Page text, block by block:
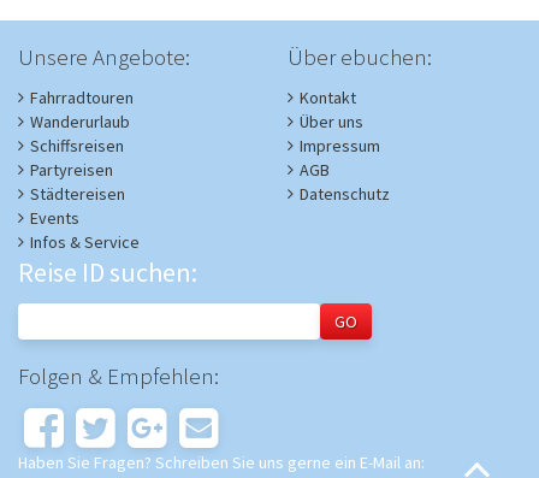
Unsere Angebote:
Fahrradtouren
Wanderurlaub
Schiffsreisen
Partyreisen
Städtereisen
Events
Infos & Service
Über ebuchen:
Kontakt
Über uns
Impressum
AGB
Datenschutz
Reise ID suchen:
Folgen & Empfehlen:
Haben Sie Fragen? Schreiben Sie uns gerne ein E-Mail an: